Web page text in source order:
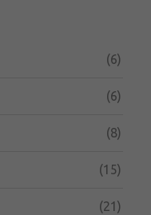
(6)
(6)
(8)
(15)
(21)